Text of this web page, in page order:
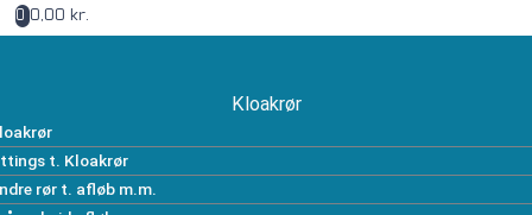
0 0,00 kr.
Kloakrør
t. Kloakrør
rør t. afløb m.m.